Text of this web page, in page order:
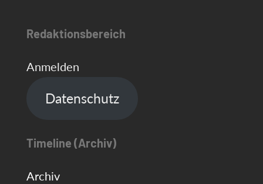
Redaktionsbereich
Anmelden
Datenschutz
Timeline (Archiv)
Archiv